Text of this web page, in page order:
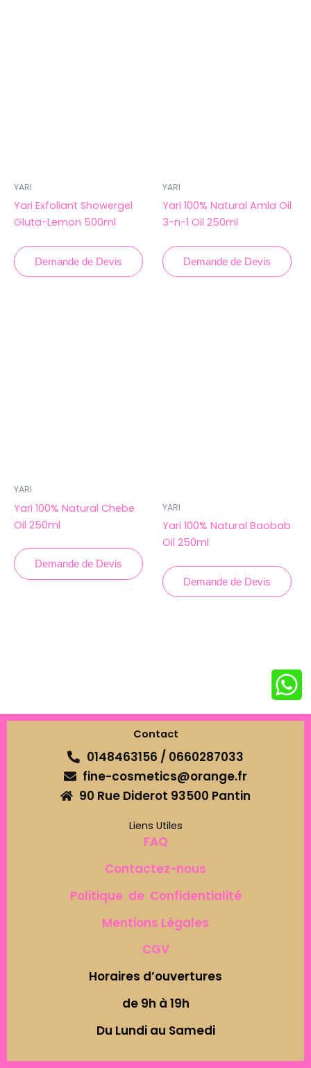
YARI
Yari Exfoliant Showergel
Gluta-Lemon 500ml
Demande de Devis
YARI
Yari 100% Natural Amla Oil
3-n-1 Oil 250ml
Demande de Devis
YARI
Yari 100% Natural Chebe
Oil 250ml
Demande de Devis
YARI
Yari 100% Natural Baobab
Oil 250ml
Demande de Devis
Contact
0148463156 / 0660287033
fine-cosmetics@orange.fr
90 Rue Diderot 93500 Pantin
Liens Utiles
FAQ
Contactez-nous
Politique de Confidentialité
Mentions Légales
CGV
Horaires d’ouvertures
de 9h à 19h
Du Lundi au Samedi